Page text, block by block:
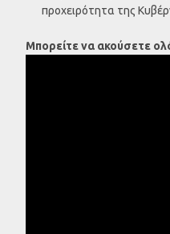
προχειρότητα της
Μπορείτε να ακούσετε